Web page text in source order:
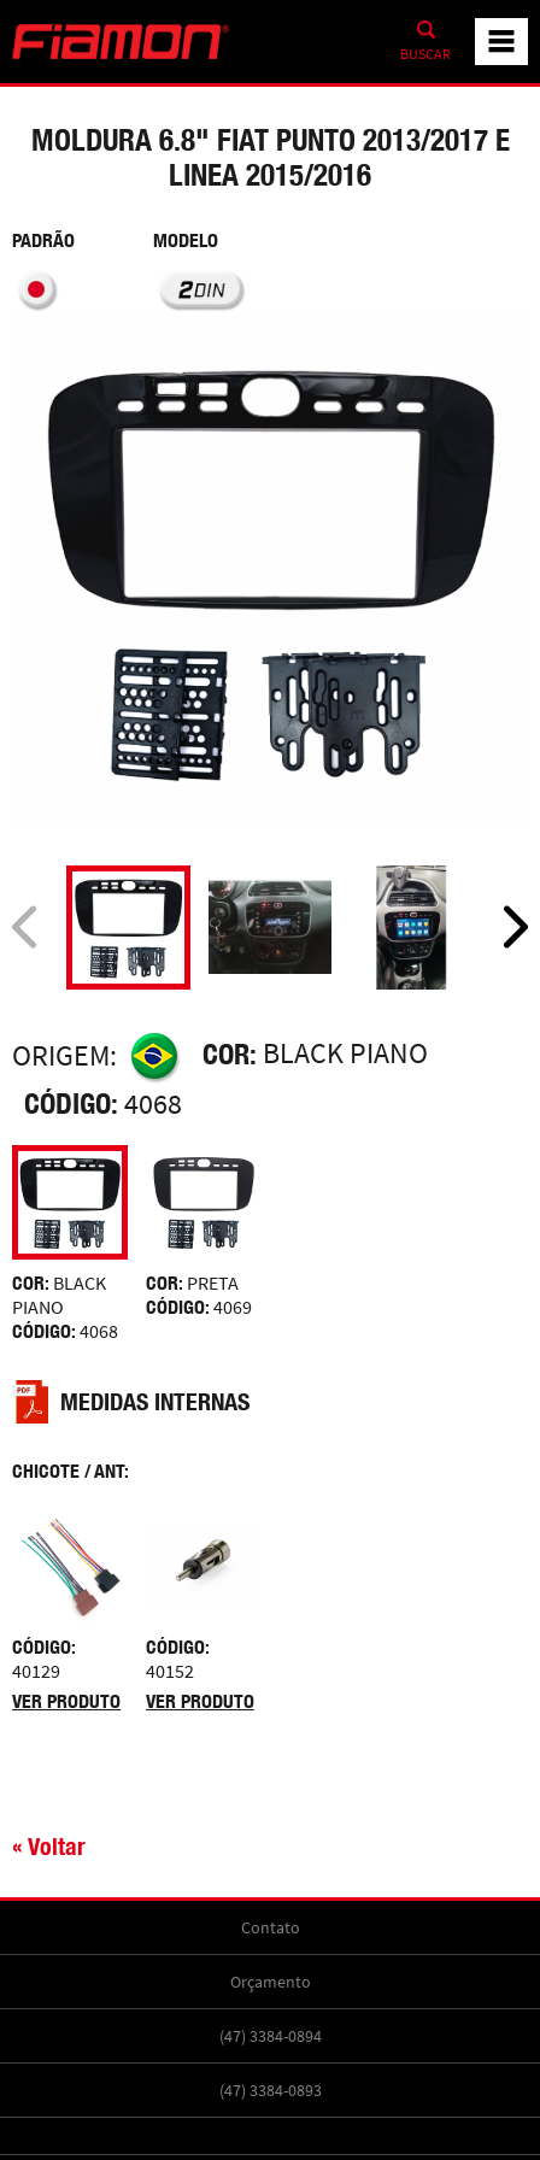
BUSCAR
MOLDURA 6.8" FIAT PUNTO 2013/2017 E
LINEA 2015/2016
PADRÃO MODELO
ORIGEM: COR: BLACK PIANO
CÓDIGO: 4068
COR: BLACK
PIANO
CÓDIGO: 4068
COR: PRETA
CÓDIGO: 4069
MEDIDAS INTERNAS
CHICOTE / ANT:
CÓDIGO:
40129
VER PRODUTO
CÓDIGO:
40152
VER PRODUTO
« Voltar
Contato
Orçamento
(47) 3384-0894
(47) 3384-0893